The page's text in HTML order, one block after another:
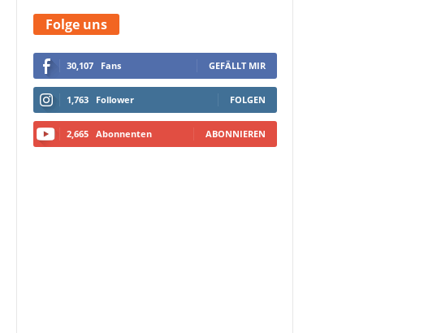
Folge uns
30,107 Fans GEFÄLLT MIR
1,763 Follower FOLGEN
2,665 Abonnenten ABONNIEREN